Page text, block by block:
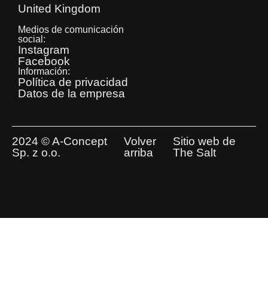
United Kingdom
Medios de comunicación
social:
Instagram
Facebook
Información:
Política de privacidad
Datos de la empresa
2024 © A-Concept
Sp. z o.o.
Volver
arriba
Sitio web de
The Salt